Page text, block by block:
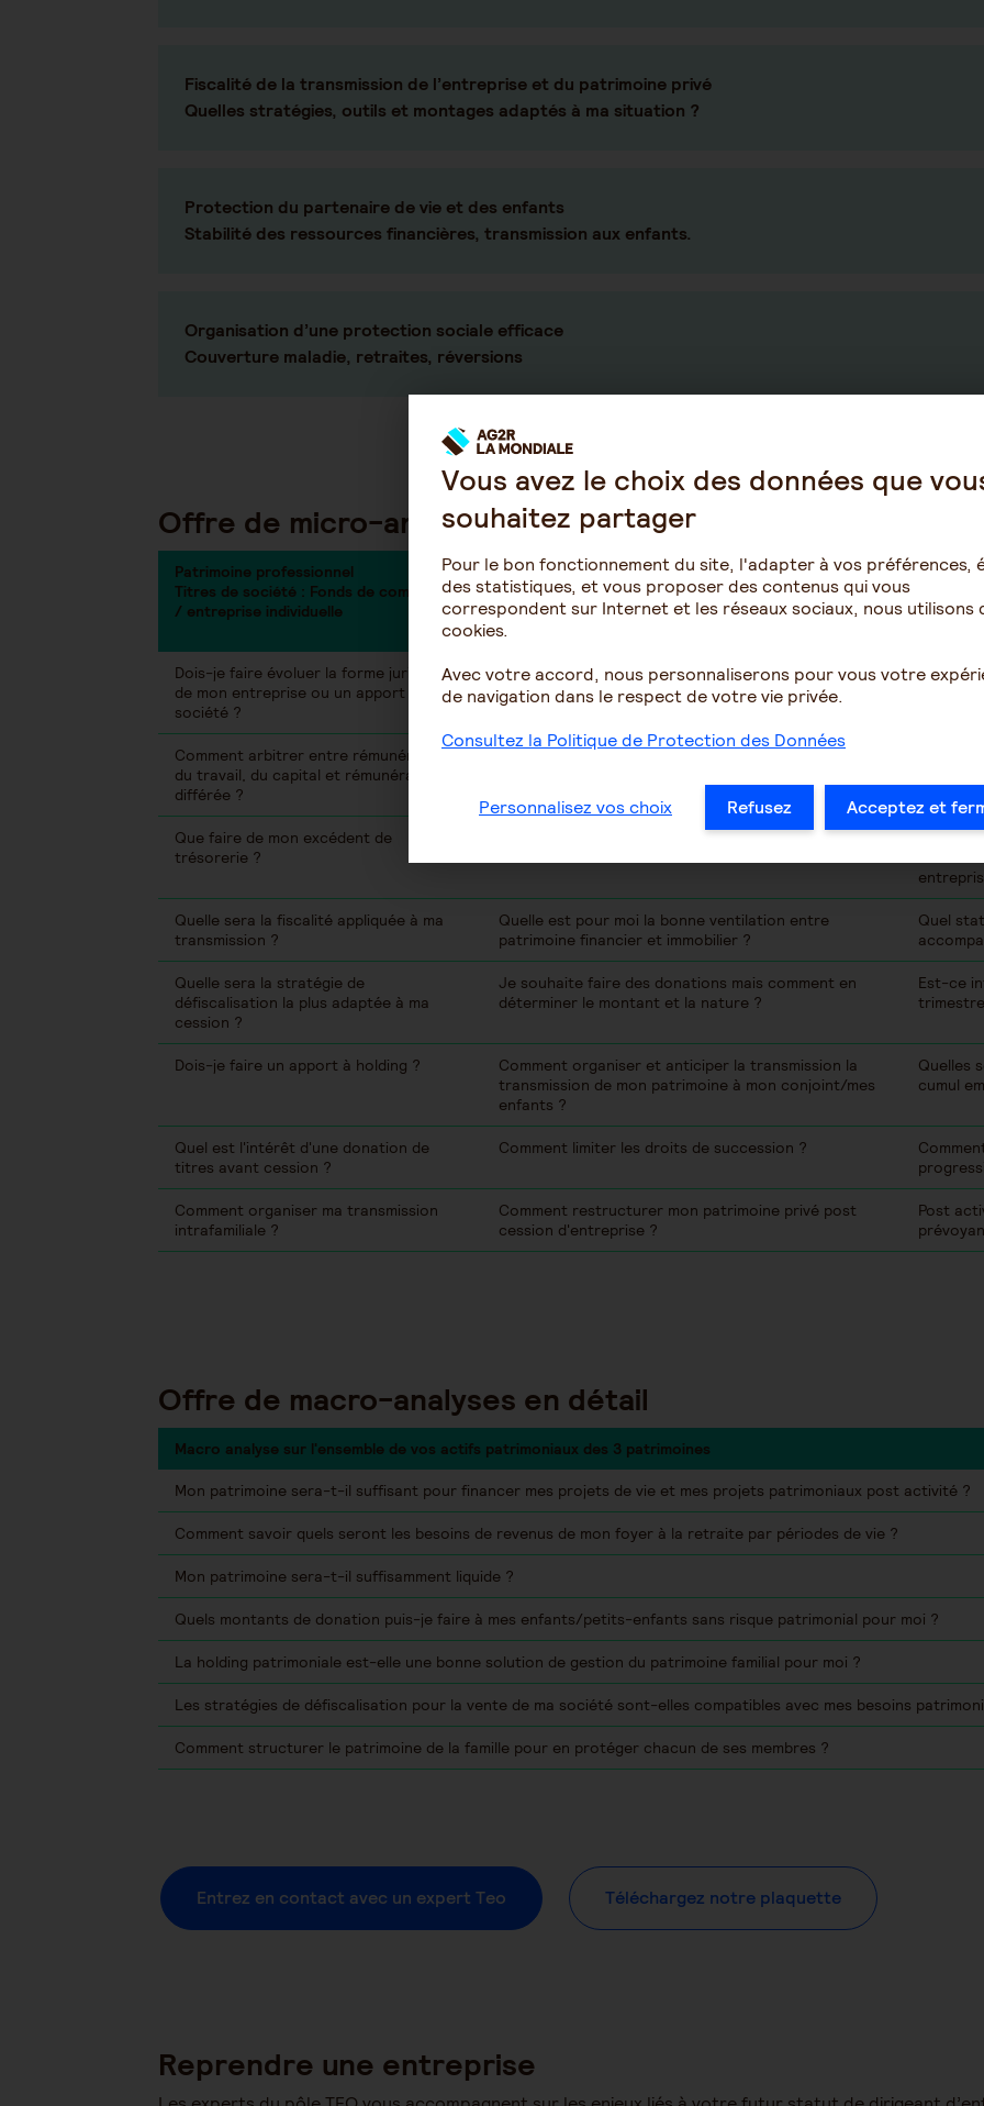
Fiscalité de la transmission de l’entreprise et du patrimoine privé
Quelles stratégies, outils et montages adaptés à ma situation ?
Protection du partenaire de vie et des enfants
Stabilité des ressources financières, transmission aux enfants.
Organisation d’une protection sociale efficace
Couverture maladie, retraites, réversions
Offre de micro-analyses en détail
Patrimoine professionnel
Titres de société : Fonds de commerce
/ entreprise individuelle
Patrimoine privé
Actifs financiers / Actifs immobiliers
sociales
Dois-je faire évoluer la forme juridique
de mon entreprise ou un apport à
société ?
Quelles solutions pour optimiser le rendement et la
protection de mon patrimoine ?
Quel
Comment arbitrer entre rémunération
du travail, du capital et rémunération
différée ?
Comment protéger mon conjoint à long terme ?
Quels
Que faire de mon excédent de
trésorerie ?
Dois-je faire évoluer mon régime matrimonial ?
droits
Quelle sera la fiscalité appliquée à ma
transmission ?
Quelle est pour moi la bonne ventilation entre
patrimoine financier et immobilier ?
Quel
Quelle sera la stratégie de
défiscalisation la plus adaptée à ma
cession ?
Je souhaite faire des donations mais comment en
déterminer le montant et la nature ?
Est-ce
Dois-je faire un apport à holding ?
Comment organiser et anticiper la transmission la
transmission de mon patrimoine à mon conjoint/mes
enfants ?
Quelles
cumul
Quel est l'intérêt d'une donation de
titres avant cession ?
Comment limiter les droits de succession ?
Comment organiser ma transmission
intrafamiliale ?
Comment restructurer mon patrimoine privé post
cession d'entreprise ?
Post
Offre de macro-analyses en détail
Macro analyse sur l'ensemble de vos actifs patrimoniaux des 3 patrimoines
Mon patrimoine sera-t-il suffisant pour financer mes projets de vie et mes projets patrimoniaux post activité ?
Comment savoir quels seront les besoins de revenus de mon foyer à la retraite par périodes de vie ?
Mon patrimoine sera-t-il suffisamment liquide ?
Quels montants de donation puis-je faire à mes enfants/petits-enfants sans risque patrimonial pour moi ?
La holding patrimoniale est-elle une bonne solution de gestion du patrimoine familial pour moi ?
Les stratégies de défiscalisation pour la vente de ma société sont-elles compatibles avec mes besoins
Comment structurer le patrimoine de la famille pour en protéger chacun de ses membres ?
Entrez en contact avec un expert Teo Téléchargez notre plaquette
Reprendre une entreprise
Vous avez le choix des données que
souhaitez partager
Pour le bon fonctionnement du site, l'adapter à vos préférences,
des statistiques, et vous proposer des contenus qui vous
correspondent sur Internet et les réseaux sociaux, nous utilisons
cookies.
Avec votre accord, nous personnaliserons pour vous votre
de navigation dans le respect de votre vie privée.
Consultez la Politique de Protection des Données
Personnalisez vos choix Refusez Acceptez et